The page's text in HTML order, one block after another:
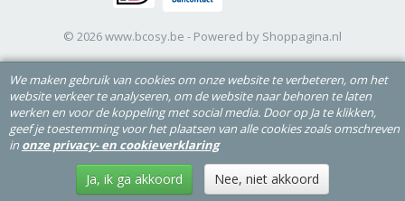
© 2026 www.bcosy.be - Powered by Shoppagina.nl
We maken gebruik van cookies om onze website te verbeteren, om het
website verkeer te analyseren, om de website naar behoren te laten
werken en voor de koppeling met social media. Door op Ja te klikken,
geef je toestemming voor het plaatsen van alle cookies zoals omschreven
in onze privacy- en cookieverklaring
Ja, ik ga akkoord Nee, niet akkoord